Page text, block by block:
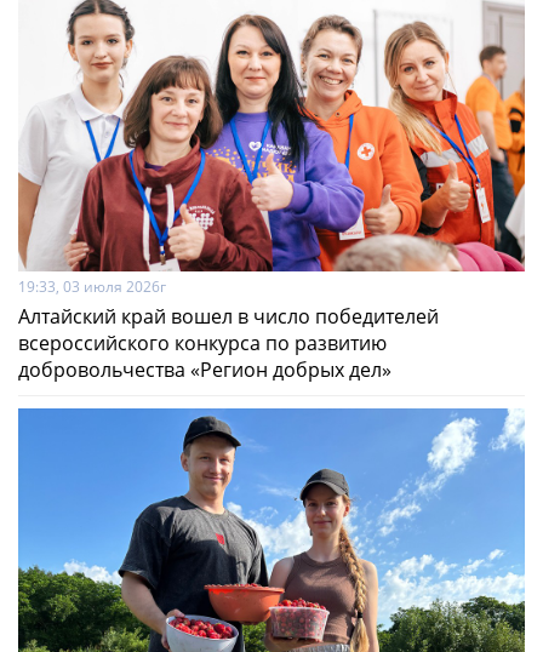
19:33, 03 июля 2026г
Алтайский край вошел в число победителей
всероссийского конкурса по развитию
добровольчества «Регион добрых дел»